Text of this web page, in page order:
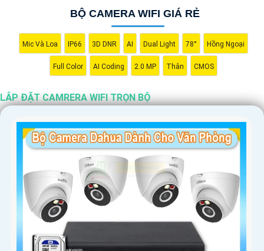
Hy vọng những gợi ý trên sẽ giúp bạn chọn lựa được sản phẩm
phù hợp để lắp đặt camera wifi trọn bộ. Nếu cần thêm thông tin
hoặc hỗ trợ, bạn có thể đặt câu hỏi cụ thể hơn để Từng công
trình có thể tư vấn chi tiết hơn.
BỘ CAMERA WIFI GIÁ RẺ
Mic Và Loa IP66 3D DNR AI Dual Light 78° Hồng Ngoại
Full Color AI Coding 2.0 MP Thân CMOS
LẮP ĐẶT CAMRERA WIFI TRỌN BỘ